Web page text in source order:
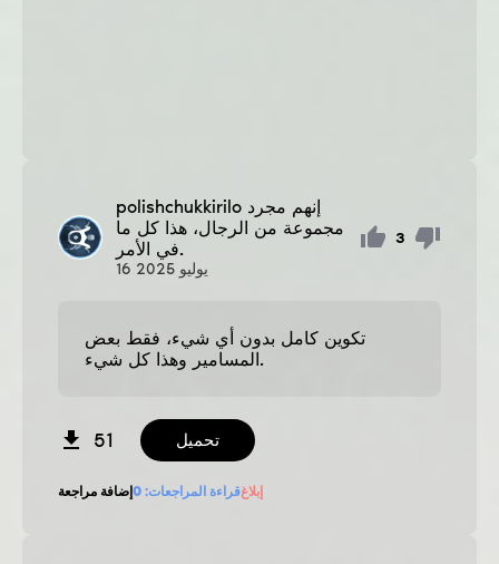
polishchukkirilo إنهم مجرد
مجموعة من الرجال، هذا كل ما
في الأمر.
16 يوليو
3
تكوين كامل بدون أي شيء، فقط بعض
المسامير وهذا كل شيء.
51 تحميل
إضافة مراجعة قراءة المراجعات: 0 إبلاغ